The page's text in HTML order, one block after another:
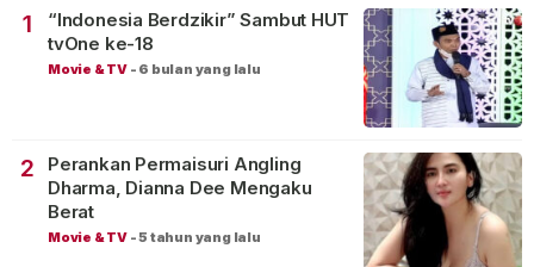
1
“Indonesia Berdzikir” Sambut HUT
tvOne ke-18
Movie & TV - 6 bulan yang lalu
2
Perankan Permaisuri Angling
Dharma, Dianna Dee Mengaku
Berat
Movie & TV -5 tahun yang lalu